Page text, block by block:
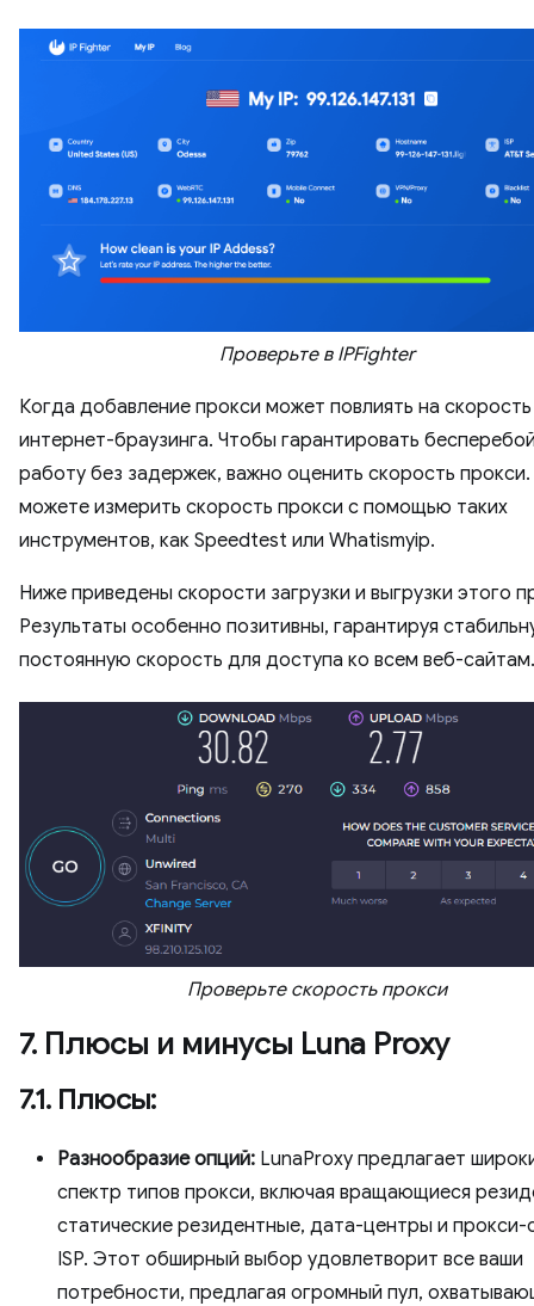
Проверьте в IPFighter
Когда добавление прокси может повлиять на
интернет-браузинга. Чтобы гарантировать
работу без задержек, важно оценить скорость
можете измерить скорость прокси с помощью таких
инструментов, как Speedtest или Whatismyip.
Ниже приведены скорости загрузки и выгрузки этого
Результаты особенно позитивны, гарантируя
постоянную скорость для доступа ко всем веб-сайтам.
Проверьте скорость прокси
7. Плюсы и минусы Luna Proxy
7.1. Плюсы:
Разнообразие опций: LunaProxy предлагает
спектр типов прокси, включая вращающиеся
статические резидентные, дата-центры и прокси-
ISP. Этот обширный выбор удовлетворит все ваши
потребности, предлагая огромный пул,